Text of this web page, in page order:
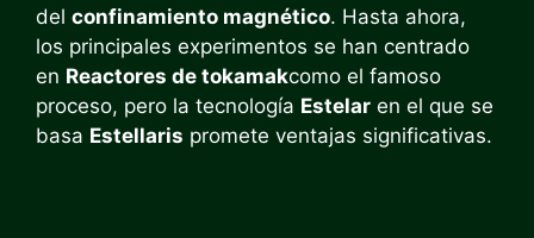
del confinamiento magnético. Hasta ahora,
los principales experimentos se han centrado
en Reactores de tokamakcomo el famoso
proceso, pero la tecnología Estelar en el que se
basa Estellaris promete ventajas significativas.